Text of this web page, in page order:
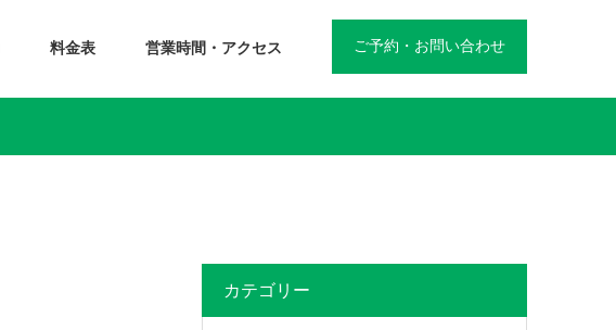
ご予約・お問い合わせ
料金表 営業時間・アクセス
カテゴリー